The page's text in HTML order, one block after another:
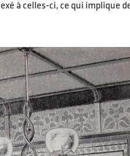
à celles-ci, ce qui implique